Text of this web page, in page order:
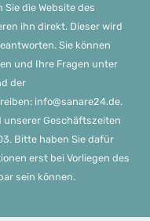
die Website des
ihn direkt. Dieser wird
Sie können
und Ihre Fragen unter
der
info@sanare24.de.
unserer Geschäftszeiten
Bitte haben Sie dafür
erst bei Vorliegen des
sein können.